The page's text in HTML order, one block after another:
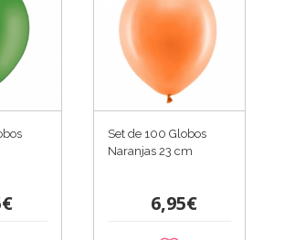
Set de 100 Globos
Naranjas 23 cm
6,95€